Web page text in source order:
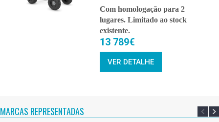
Com homologação para 2
lugares. Limitado ao stock
existente.
13 789€
VER DETALHE
MARCAS REPRESENTADAS